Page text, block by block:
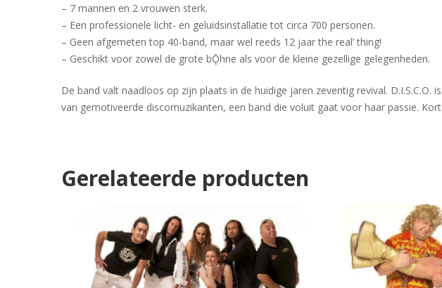
– 7 mannen en 2 vrouwen sterk.
– Een professionele licht- en geluidsinstallatie tot circa 700 personen.
– Geen afgemeten top 40-band, maar wel reeds 12 jaar the real’ thing!
– Geschikt voor zowel de grote bǬhne als voor de kleine gezellige gelegenheden.
De band valt naadloos op zijn plaats in de huidige jaren zeventig revival.
van gemotiveerde discomuzikanten, een band die voluit gaat voor haar passie.
Gerelateerde producten